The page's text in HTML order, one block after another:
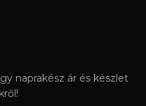
naprakész ár és készlet